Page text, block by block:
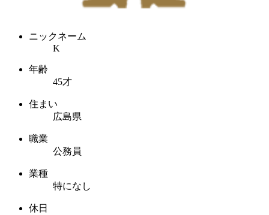
ニックネーム
K
年齢
45才
住まい
広島県
職業
公務員
業種
特になし
休日